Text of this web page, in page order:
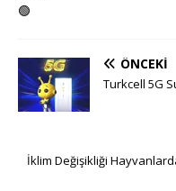
🟢
ÖNCEKI
Turkcell 5G
İklim Değişikliği